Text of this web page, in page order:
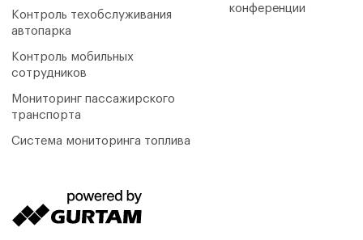
Контроль техобслуживания
автопарка
Контроль мобильных
сотрудников
Мониторинг пассажирского
транспорта
Система мониторинга топлива
конференции